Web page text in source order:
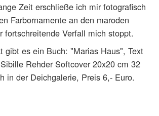
Zeit erschließe ich mir fotografisch
Farbornamente an den maroden
fortschreitende Verfall mich stoppt.
gibt es ein Buch: "Marias Haus", Text
Rehder Softcover 20x20 cm 32
in der Deichgalerie, Preis 6,- Euro.